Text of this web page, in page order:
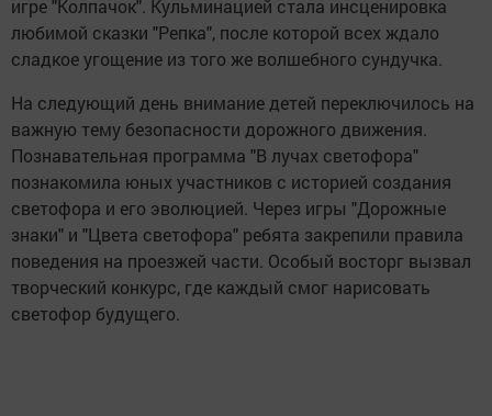
игре "Колпачок". Кульминацией стала инсценировка
любимой сказки "Репка", после которой всех ждало
сладкое угощение из того же волшебного сундучка.
На следующий день внимание детей переключилось на
важную тему безопасности дорожного движения.
Познавательная программа "В лучах светофора"
познакомила юных участников с историей создания
светофора и его эволюцией. Через игры "Дорожные
знаки" и "Цвета светофора" ребята закрепили правила
поведения на проезжей части. Особый восторг вызвал
творческий конкурс, где каждый смог нарисовать
светофор будущего.